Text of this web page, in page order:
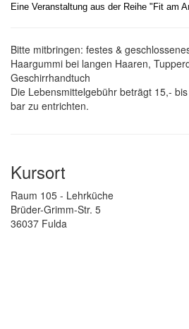
Eine Veranstaltung aus der Reihe "Fit am
Bitte mitbringen: festes &
Haargummi bei langen Haaren,
Geschirrhandtuch
Die Lebensmittelgebühr beträgt 15,-
bar zu entrichten.
Kursort
Raum 105 - Lehrküche
Brüder-Grimm-Str. 5
36037 Fulda